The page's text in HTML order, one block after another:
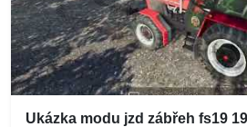
Ukázka modu jzd zábřeh fs19